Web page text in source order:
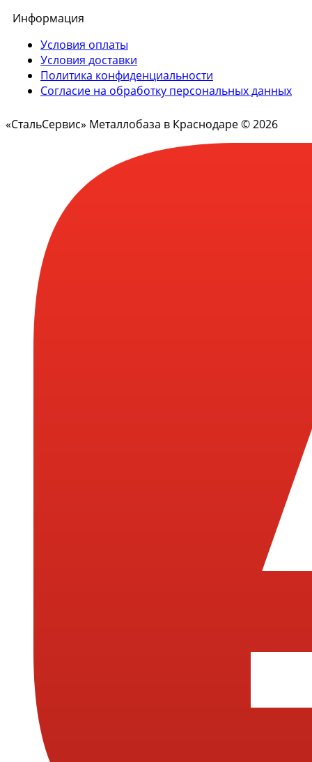
Информация
Условия оплаты
Условия доставки
Политика конфиденциальности
Согласие на обработку персональных данных
«СтальСервис» Металлобаза в Краснодаре © 2026